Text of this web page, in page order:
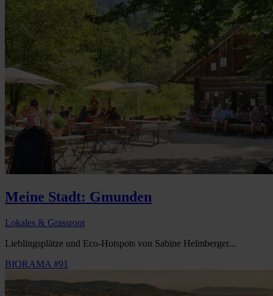
Meine Stadt: Gmunden
Lokales & Grassroot
Lieblingsplätze und Eco-Hotspots von Sabine Helmberger...
BIORAMA #91